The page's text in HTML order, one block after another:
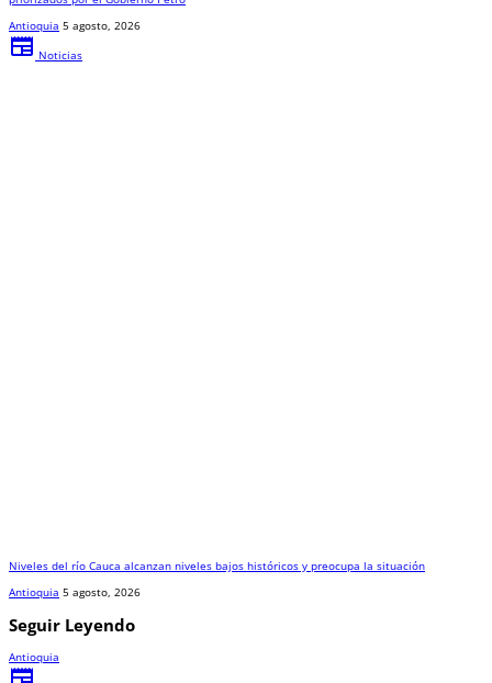
Antioquia 5 agosto, 2026
newspaper Noticias
Niveles del río Cauca alcanzan niveles bajos históricos y preocupa la situación
Antioquia 5 agosto, 2026
Seguir Leyendo
Antioquia